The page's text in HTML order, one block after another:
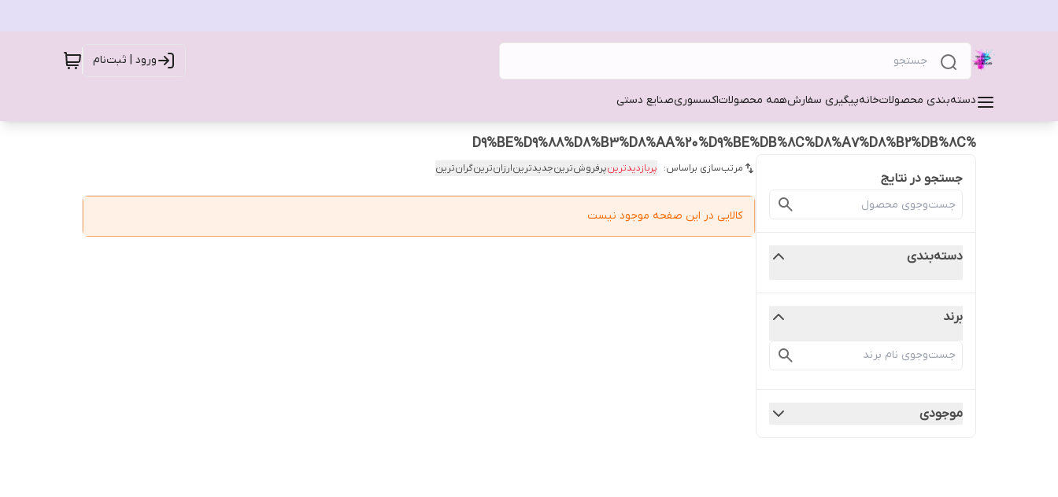
ورود | ثبت‌نام
دسته‌بندی محصولاتخانهپیگیری سفارشهمه محصولاتاکسسوریصنایع دستی
%D9%BE%D9%88%D8%B3%D8%AA%20%D9%BE%DB%8C%D8%A7%D8%B2%DB%8C
جستجو در نتایج
دسته‌بندی
برند
موجودی
مرتب‌سازی براساس: پربازدیدترینپرفروش‌ترینجدیدترینارزان‌ترینگران‌ترین
کالایی در این صفحه موجود نیست